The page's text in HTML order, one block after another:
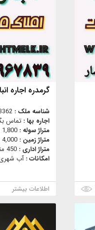
گرمدره اجاره انبار
شناسه ملک :
اجاره بها : تماس
متراژ سوله : 1,800 متر مربع
متراژ زمین : 4,000 متر مربع
متراژ اداری : 450 متر مربع
امکانات :آب
اطلاعات بیشتر